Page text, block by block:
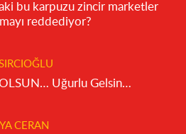
bu karpuzu zincir marketler
reddediyor?
HAYIRLI OLSUN… Uğurlu Gelsin…
CERAN